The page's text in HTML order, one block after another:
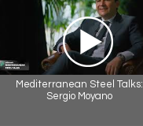
Mediterranean Steel Talks:
Sergio Moyano